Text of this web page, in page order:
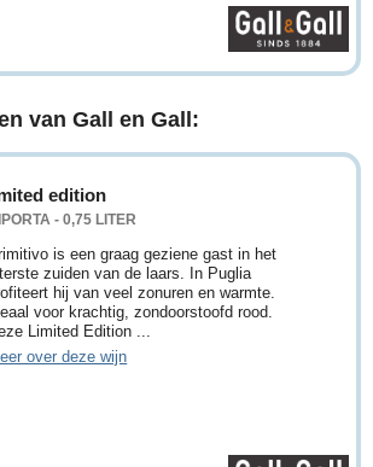
van Gall en Gall:
edition
- 0,75 LITER
is een graag geziene gast in het
zuiden van de laars. In Puglia
hij van veel zonuren en warmte.
voor krachtig, zondoorstoofd rood.
Limited Edition ...
over deze wijn